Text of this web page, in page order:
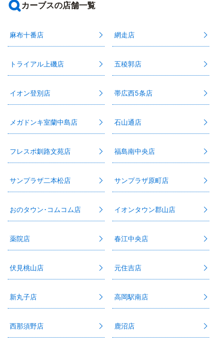
カーブスの店舗一覧
麻布十番店 網走店
トライアル上磯店 五稜郭店
イオン登別店 帯広西5条店
メガドンキ室蘭中島店 石山通店
フレスポ釧路文苑店 福島南中央店
サンプラザ二本松店 サンプラザ原町店
おのタウン･コムコム店 イオンタウン郡山店
薬院店 春江中央店
伏見桃山店 元住吉店
新丸子店 高岡駅南店
西那須野店 鹿沼店